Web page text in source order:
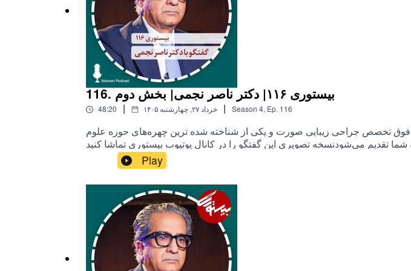
کنار هم بنشینیم و در لذت جادوی فوتبال غرق شویم.همراهان ما در این اپیزود:علی
محمدثه نوربخش، لاله ناظمی، سیاوش جعفری، پژمان وزیری، آرش رحیمی، طلیعه
از گفتگو با محمدرضا زادمهر و بازخوانی یادداشتی از دکتر حامد اسماعیلیون
116. بیستوری ۱۱۶| دکتر ناصر نجمی| بخش دوم
48:20 | ۱۴۰۵ خرداد ۲۷, چهارشنبه | Season 4, Ep. 116
تخصص جراحی زیبایی صورت و یکی از شناخته شده ترین چهره‌های حوزه علوم
شما تقدیم می‌شودنسخه تصویری این گفتگو را در کانال یوتیوب بیستوری تماشا کنید
Play